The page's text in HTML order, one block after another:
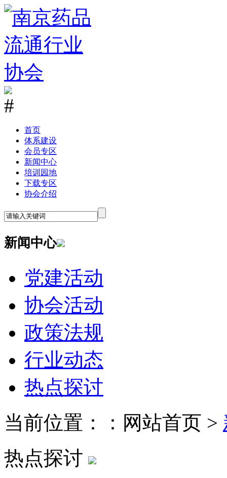
首页
体系建设
会员专区
新闻中心
培训园地
下载专区
协会介绍
新闻中心
党建活动
协会活动
政策法规
行业动态
热点探讨
当前位置：：网站首页 >
热点探讨